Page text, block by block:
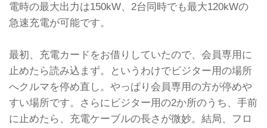
電時の最大出力は150kW、2台同時でも最大120kWの
急速充電が可能です。
最初、充電カードをお借りしていたので、会員専用に
止めたら読み込まず。というわけでビジター用の場所
へクルマを停め直し。やっぱり会員専用の方が停めや
すい場所です。さらにビジター用の2か所のうち、手前
に止めたら、充電ケーブルの長さが微妙。結局、フロ